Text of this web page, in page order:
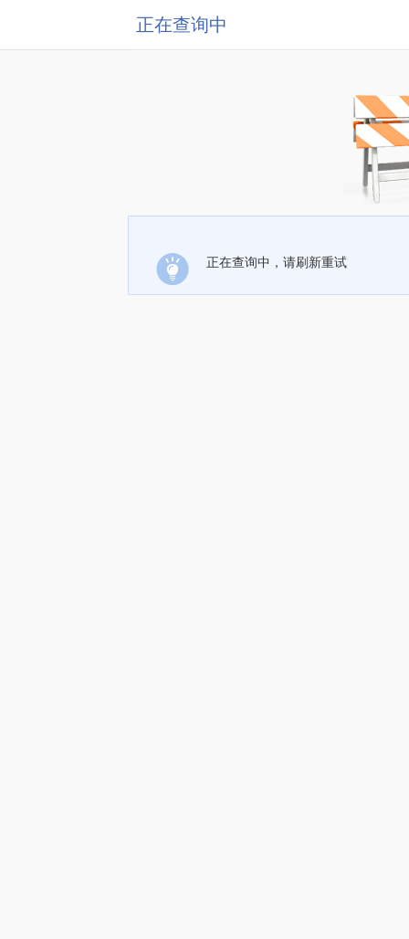
正在查询中
正在查询中，请刷新重试